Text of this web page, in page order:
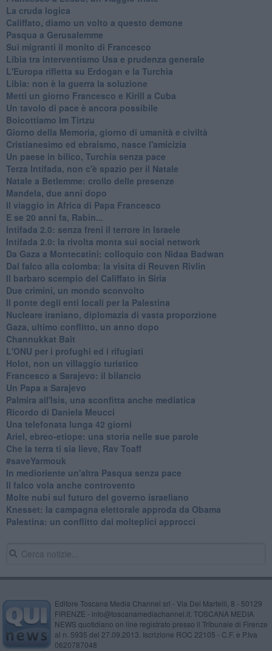
La cruda logica
Califfato, diamo un volto a questo demone
Pasqua a Gerusalemme
Sui migranti il monito di Francesco
Libia tra interventismo Usa e prudenza generale
L'Europa rifletta su Erdogan e la Turchia
Libia: non è la guerra la soluzione
Metti un giorno Francesco e Kirill a Cuba
Un tavolo di pace è ancora possibile
Boicottiamo Im Tirtzu
Giorno della Memoria, giorno di umanità e civiltà
Cristianesimo ed ebraismo, nasce l'amicizia
Un paese in bilico, Turchia senza pace
Terza Intifada, non c'è spazio per il Natale
Natale a Betlemme: crollo delle presenze
Mandela, due anni dopo
Il viaggio in Africa di Papa Francesco
E se 20 anni fa, Rabin...
Intifada 2.0: senza freni il terrore in Israele
Intifada 2.0: la rivolta monta sui social network
Da Gaza a Montecatini: colloquio con Nidaa Badwan
Dal falco alla colomba: la visita di Reuven Rivlin
Il barbaro scempio del Califfato in Siria
Due crimini, un mondo sconvolto
Il ponte degli enti locali per la Palestina
Nucleare iraniano, diplomazia di vasta proporzione
Gaza, ultimo conflitto, un anno dopo
Channukkat Bait
L'ONU per i profughi ed i rifugiati
Holot, non un villaggio turistico
Francesco a Sarajevo: il bilancio
Un Papa a Sarajevo
Palmira all'Isis, una sconfitta anche mediatica
Ricordo di Daniela Meucci
​Una telefonata lunga 42 giorni
​Ariel, ebreo-etiope: una storia nelle sue parole
Che la terra ti sia lieve, Rav Toaff
​#saveYarmouk
​In medioriente un'altra Pasqua senza pace
​Il falco vola anche controvento
Molte nubi sul futuro del governo israeliano
Knesset: la campagna elettorale approda da Obama
Palestina: un conflitto dai molteplici approcci
Editore Toscana Media Channel srl - Via Dei Martelli, 8 - 50129
FIRENZE - info@toscanamediachannel.it. TOSCANA MEDIA
NEWS quotidiano on line registrato presso il Tribunale di Firenze
al n. 5935 del 27.09.2013. Iscrizione ROC 22105 - C.F. e P.Iva
0620787048